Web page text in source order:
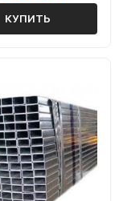
КУПИТЬ